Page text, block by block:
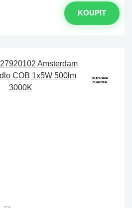
KOUPIT
DOPRAVA
ZDARMA